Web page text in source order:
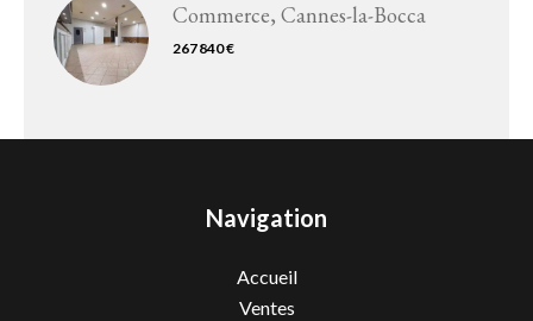
Commerce, Cannes-la-Bocca
267 840 €
Navigation
Accueil
Ventes